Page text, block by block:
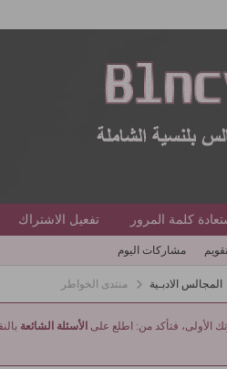
كلمة المرور تفعيل الاشتراك
مشاركات اليوم
المجالس الادبـية منتدى الخواطر
الأولى، فتأكد من: اطلع على الأسئلة الشائعة